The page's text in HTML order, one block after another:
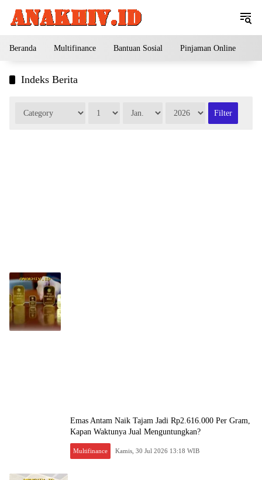
Beranda Multifinance Bantuan Sosial Pinjaman Online
Indeks Berita
Emas Antam Naik Tajam Jadi Rp2.616.000 Per Gram,
Kapan Waktunya Jual Menguntungkan?
Multifinance Kamis, 30 Jul 2026 13:18 WIB